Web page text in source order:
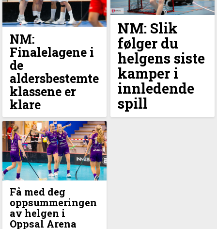
NM:
Finalelagene i
de
aldersbestemte
klassene er
klare
NM: Slik
følger du
helgens siste
kamper i
innledende
spill
Få med deg
oppsummeringen
av helgen i
Oppsal Arena